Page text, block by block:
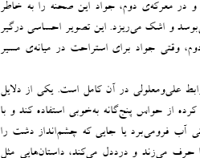
در معرکه‌ی دوم، جواد این صحنه را به خاطر
و اشک می‌ریزد. این تصویر احساسی درگیر
وقتی جواد برای استراحت در میانه‌ی مسیر
علی‌ومعلولی در آن کامل است. یکی از دلایل
از حواس پنج‌گانه به‌خوبی استفاده کند و با
آب فرومی‌برد یا جایی که چشم‌انداز دشت را
می‌زند و درددل می‌کند، داستان‌هایی مثل